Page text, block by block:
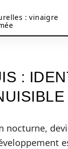
: vinaigre
:
nocturne,